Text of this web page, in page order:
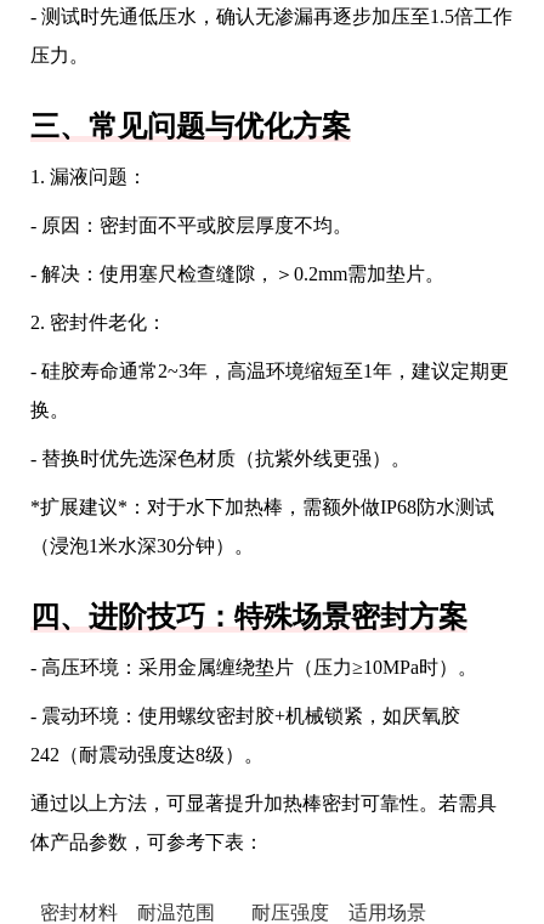
- 测试时先通低压水，确认无渗漏再逐步加压至1.5倍工作
压力。
三、常见问题与优化方案
1. 漏液问题：
- 原因：密封面不平或胶层厚度不均。
- 解决：使用塞尺检查缝隙，＞0.2mm需加垫片。
2. 密封件老化：
- 硅胶寿命通常2~3年，高温环境缩短至1年，建议定期更
换。
- 替换时优先选深色材质（抗紫外线更强）。
*扩展建议*：对于水下加热棒，需额外做IP68防水测试
（浸泡1米水深30分钟）。
四、进阶技巧：特殊场景密封方案
- 高压环境：采用金属缠绕垫片（压力≥10MPa时）。
- 震动环境：使用螺纹密封胶+机械锁紧，如厌氧胶
242（耐震动强度达8级）。
通过以上方法，可显著提升加热棒密封可靠性。若需具
体产品参数，可参考下表：
密封材料 耐温范围 耐压强度 适用场景